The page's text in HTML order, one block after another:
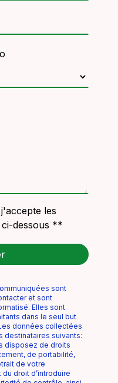
les
dessous **
sont
et sont
Elles sont
dans le seul but
données collectées
destinataires suivants:
disposez de droits
de portabilité,
de votre
droit d’introduire